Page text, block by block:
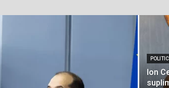
POLITIC
Ion